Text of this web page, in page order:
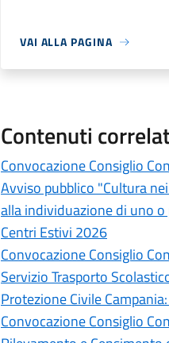
VAI ALLA PAGINA
Contenuti
Convocazione Consiglio
Avviso pubblico "Cultura
alla individuazione di uno
Centri Estivi 2026
Convocazione Consiglio
Servizio Trasporto
Protezione Civile
Convocazione Consiglio